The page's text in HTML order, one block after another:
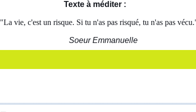
Texte à méditer :
"La vie, c'est un risque. Si tu n'as pas risqué, tu n'as pas
Soeur Emmanuelle